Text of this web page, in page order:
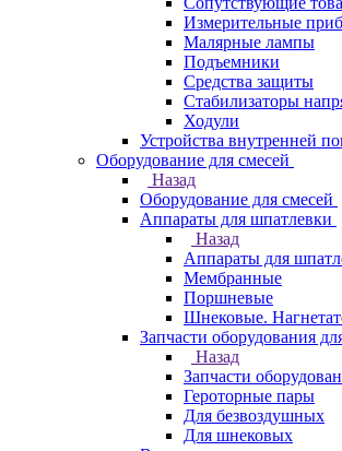
Измерительные
Малярные лампы
Подъемники
Средства защиты
Стабилизаторы
Ходули
Устройства внутренней
Оборудование для смесей
Назад
Оборудование для смесей
Аппараты для шпатлевки
Назад
Аппараты для
Мембранные
Поршневые
Шнековые.
Запчасти оборудования
Назад
Запчасти
Героторные пары
Для безвоздушных
Для шнековых